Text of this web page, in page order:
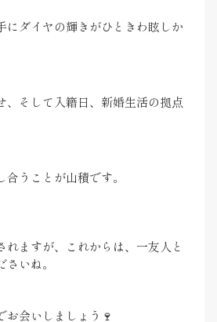
にダイヤの輝きがひときわ眩しか
、そして入籍日、新婚生活の拠点
うことが山積です。
れますが、これからは、一友人と
いね。
お会いしましょう🍷